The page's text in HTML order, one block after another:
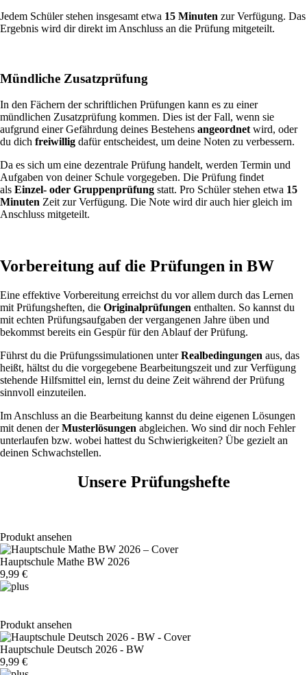
Jedem Schüler stehen insgesamt etwa 15 Minuten zur Verfügung. Das
Ergebnis wird dir direkt im Anschluss an die Prüfung mitgeteilt.
Mündliche Zusatzprüfung
In den Fächern der schriftlichen Prüfungen kann es zu einer
mündlichen Zusatzprüfung kommen. Dies ist der Fall, wenn sie
aufgrund einer Gefährdung deines Bestehens angeordnet wird, oder
du dich freiwillig dafür entscheidest, um deine Noten zu verbessern.
Da es sich um eine dezentrale Prüfung handelt, werden Termin und
Aufgaben von deiner Schule vorgegeben. Die Prüfung findet
als Einzel- oder Gruppenprüfung statt. Pro Schüler stehen etwa 15
Minuten Zeit zur Verfügung. Die Note wird dir auch hier gleich im
Anschluss mitgeteilt.
Vorbereitung auf die Prüfungen in BW
Eine effektive Vorbereitung erreichst du vor allem durch das Lernen
mit Prüfungsheften, die Originalprüfungen enthalten. So kannst du
mit echten Prüfungsaufgaben der vergangenen Jahre üben und
bekommst bereits ein Gespür für den Ablauf der Prüfung.
Führst du die Prüfungssimulationen unterRealbedingungen aus, das
heißt, hältst du die vorgegebene Bearbeitungszeit und zur Verfügung
stehende Hilfsmittel ein, lernst du deine Zeit während der Prüfung
sinnvoll einzuteilen.
Im Anschluss an die Bearbeitung kannst du deine eigenen Lösungen
mit denen derMusterlösungen abgleichen. Wo sind dir noch Fehler
unterlaufen bzw. wobei hattest du Schwierigkeiten? Übe gezielt an
deinen Schwachstellen.
Unsere Prüfungshefte
Produkt ansehen
Hauptschule Mathe BW 2026
9,99 €
Produkt ansehen
Hauptschule Deutsch 2026 - BW
9,99 €